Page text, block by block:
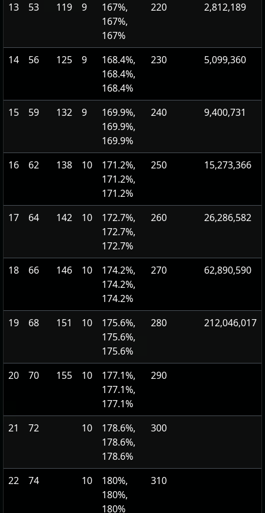
13 53 119 9
167%,
167%,
167%
220 2,812,189
14 56 125 9
168.4%,
168.4%,
168.4%
230 5,099,360
15 59 132 9
169.9%,
169.9%,
169.9%
240 9,400,731
16 62 138 10
171.2%,
171.2%,
171.2%
250 15,273,366
17 64 142 10
172.7%,
172.7%,
172.7%
260 26,286,582
18 66 146 10
174.2%,
174.2%,
174.2%
270 62,890,590
19 68 151 10
175.6%,
175.6%,
175.6%
280 212,046,017
20 70 155 10
177.1%,
177.1%,
177.1%
290
21 72 10
178.6%,
178.6%,
178.6%
300
22 74 10
180%,
180%,
180%
310